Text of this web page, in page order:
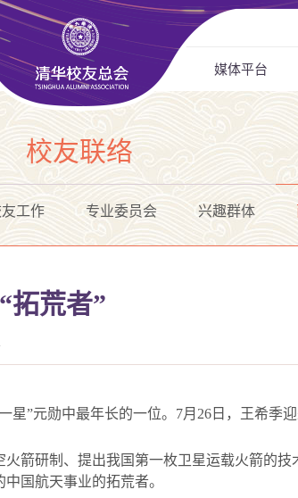
媒体平台
校友联络
工作 专业委员会 兴趣群体
拓荒者”
星”元勋中最年长的一位。 7月 26 日，王希季
箭研制、提出我国第一枚卫星运载火箭的技
国航天事业的拓荒者。